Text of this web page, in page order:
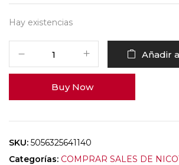
Hay existencias
Añadir
Buy Now
SKU: 5056325641140
Categorías: COMPRAR SALES DE